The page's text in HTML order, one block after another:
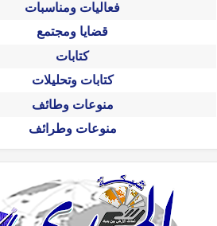
فعاليات ومناسبات
قضايا ومجتمع
كتابات
كتابات وتحليلات
منوعات وطائف
منوعات وطرائف